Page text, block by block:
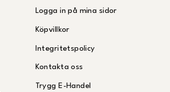
Logga in på mina sidor
Köpvillkor
Integritetspolicy
Kontakta oss
Trygg E-Handel